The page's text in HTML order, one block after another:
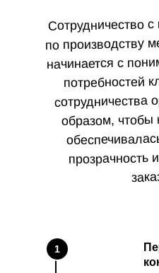
1
Сотрудничество
по производству
начинается с
потребностей
сотрудничества
образом, чтобы
прозрачность